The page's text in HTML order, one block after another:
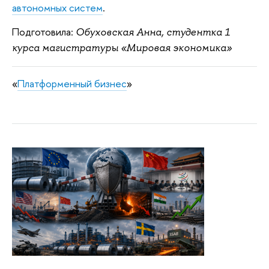
автономных систем.
Подготовила: Обуховская Анна, студентка 1
курса магистратуры «Мировая экономика»
«Платформенный бизнес»